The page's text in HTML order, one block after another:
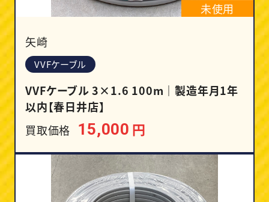
未使用
矢崎
VVFケーブル
VVFケーブル 3×1.6 100m｜製造年月1年
以内【春日井店】
買取価格 15,000 円